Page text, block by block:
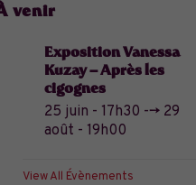
venir
Exposition Vanessa
Kuzay – Après les
cigognes
25 juin - 17h30 --> 29
août - 19h00
View All Évènements